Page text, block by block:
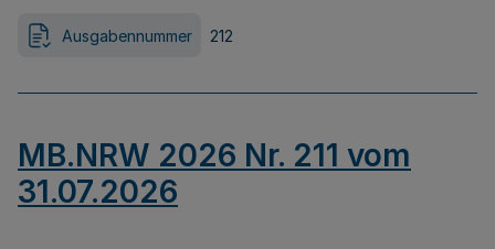
Ausgabennummer 212
MB.NRW 2026 Nr. 211 vom
31.07.2026